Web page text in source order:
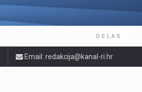
OGLAS
Email: redakcija@kanal-ri.hr